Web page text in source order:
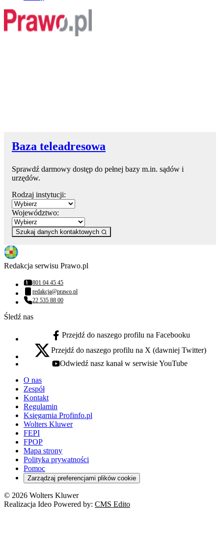
Baza teleadresowa
Sprawdź darmowy dostęp do pełnej bazy m.in. sądów i
urzędów.
Rodzaj instytucji:
Województwo:
Szukaj danych kontaktowych
Redakcja serwisu Prawo.pl
Numer telefonu:
801 04 45 45
Adres email:
redakcja@prawo.pl
Numer telefonu:
22 535 88 00
Śledź nas
facebook - otwiera się w nowej karcie
Przejdź do naszego profilu na Facebooku
x - otwiera się w nowej karcie
Przejdź do naszego profilu na X (dawniej Twitter)
youtube - otwiera się w nowej karcie
Odwiedź nasz kanał w serwisie YouTube
O nas
Zespół
Kontakt
Regulamin
Księgarnia Profinfo.pl
Wolters Kluwer
FEPI
FPOP
Mapa strony
Polityka prywatności
Pomoc
Zarządzaj preferencjami plików cookie
© 2026 Wolters Kluwer
Realizacja Ideo Powered by: CMS Edito